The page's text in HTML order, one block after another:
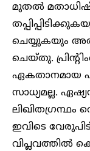
മുതൽ
ചെയ്യുകയും
ചെയ്തു.
ഏകതാനമായ
സാധ്യമല്ല.
ലിഖിതഗ്രന്ഥം
ഇവിടെ
വിപ്ലവത്തിൽ